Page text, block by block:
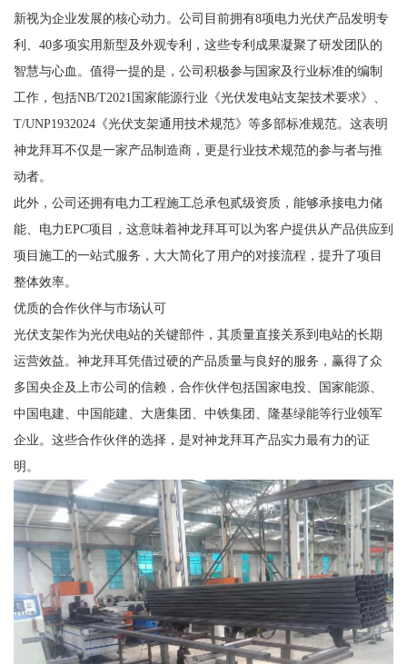
新视为企业发展的核心动力。公司目前拥有8项电力光伏产品发明专
利、40多项实用新型及外观专利，这些专利成果凝聚了研发团队的
智慧与心血。值得一提的是，公司积极参与国家及行业标准的编制
工作，包括NB/T2021国家能源行业《光伏发电站支架技术要求》、
T/UNP1932024《光伏支架通用技术规范》等多部标准规范。这表明
神龙拜耳不仅是一家产品制造商，更是行业技术规范的参与者与推
动者。
此外，公司还拥有电力工程施工总承包贰级资质，能够承接电力储
能、电力EPC项目，这意味着神龙拜耳可以为客户提供从产品供应到
项目施工的一站式服务，大大简化了用户的对接流程，提升了项目
整体效率。
优质的合作伙伴与市场认可
光伏支架作为光伏电站的关键部件，其质量直接关系到电站的长期
运营效益。神龙拜耳凭借过硬的产品质量与良好的服务，赢得了众
多国央企及上市公司的信赖，合作伙伴包括国家电投、国家能源、
中国电建、中国能建、大唐集团、中铁集团、隆基绿能等行业领军
企业。这些合作伙伴的选择，是对神龙拜耳产品实力最有力的证
明。